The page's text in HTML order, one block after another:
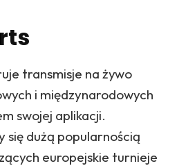
transmisje na żywo
i międzynarodowych
swojej aplikacji.
się dużą popularnością
europejskie turnieje